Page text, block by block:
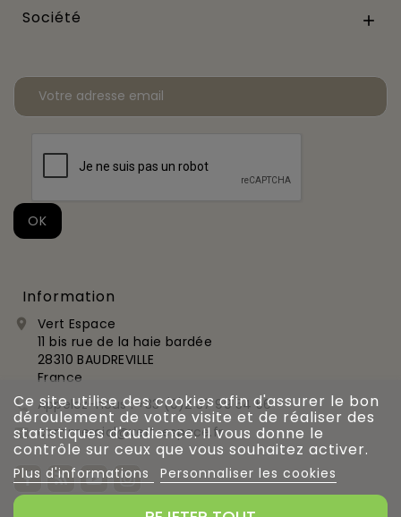
Société 
Information

Vert Espace
11 bis rue de la haie bardée
28310 BAUDREVILLE
France
 Appelez-nous :+33 (0)2 37 99 54 56
 commercial@vert-espace.fr
Ce site utilise des cookies afin d'assurer le bon
déroulement de votre visite et de réaliser des
statistiques d'audience. Il vous donne le
contrôle sur ceux que vous souhaitez activer.
Plus d'informations Personnaliser les cookies